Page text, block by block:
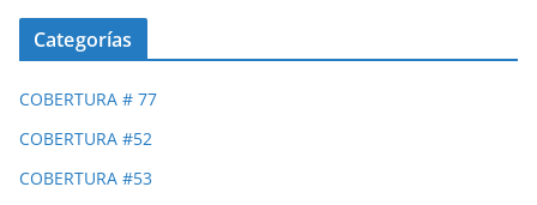
Categorías
COBERTURA # 77
COBERTURA #52
COBERTURA #53